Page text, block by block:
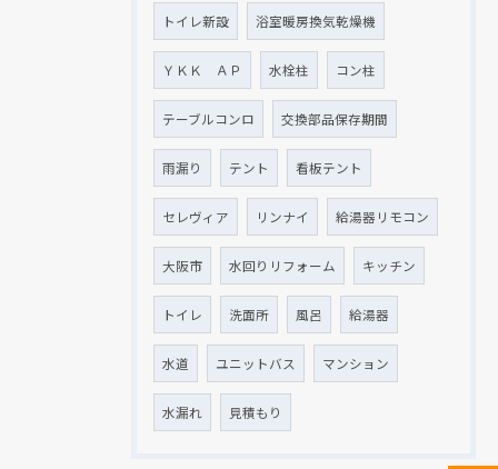
トイレ新設 浴室暖房換気乾燥機
ＹＫＫ ＡＰ 水栓柱 コン柱
テーブルコンロ 交換部品保存期間
雨漏り テント 看板テント
セレヴィア リンナイ 給湯器リモコン
大阪市 水回りリフォーム キッチン
トイレ 洗面所 風呂 給湯器
水道 ユニットバス マンション
水漏れ 見積もり